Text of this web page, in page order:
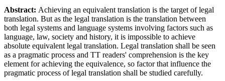
Abstract: Achieving an equivalent translation is the target of legal
translation. But as the legal translation is the translation between
both legal systems and language systems involving factors such as
language, law, society and history, it is impossible to achieve
absolute equivalent legal translation. Legal translation shall be seen
as a pragmatic process and TT readers' comprehension is the key
element for achieving the equivalence, so factor that influence the
pragmatic process of legal translation shall be studied carefully.